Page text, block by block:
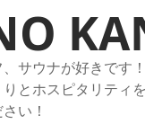
、サウナが好きです
とホスピタリティ
い！